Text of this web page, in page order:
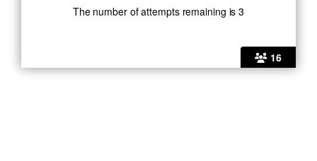
16
The number of attempts remaining is 3